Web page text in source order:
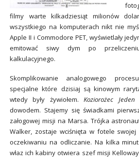
filmy warte kilkadziesiąt milionów
wszystkiego na komputerach nikt nie
Apple II i Commodore PET, wyświetlały
emitować siwy dym po
kalkulacyjnego.
Skomplikowanie analogowego
specjalne które dzisiaj są kinowym
wtedy były żywiołem.Koziorożec Jeden
dowodem. Stajemy się świadkami
załogowej misji na Marsa. Trójka
Walker, zostaje wciśnięta w fotele swojej
oczekiwaniu na odliczanie. Na kilka
właz ich kabiny otwiera szef misji